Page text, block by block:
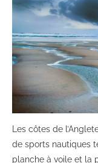
Les côtes de
de sports nautiques
planche à voile et la